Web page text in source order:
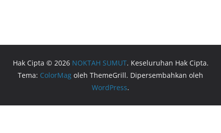
Hak Cipta © 2026 NOKTAH SUMUT. Keseluruhan Hak Cipta.
Tema: ColorMag oleh ThemeGrill. Dipersembahkan oleh
WordPress.